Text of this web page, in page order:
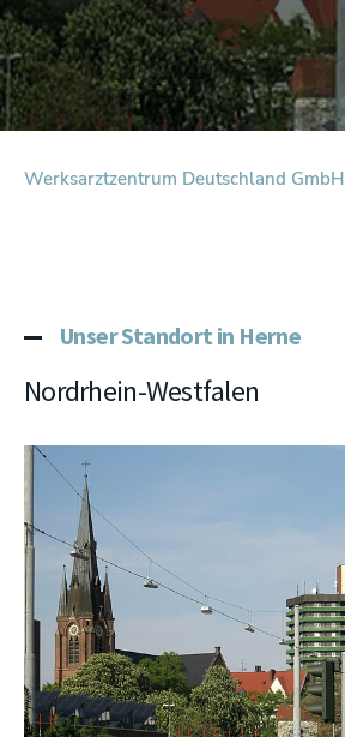
Werksarztzentrum Deutschland GmbH
Unser Standort in Herne
Nordrhein-Westfalen